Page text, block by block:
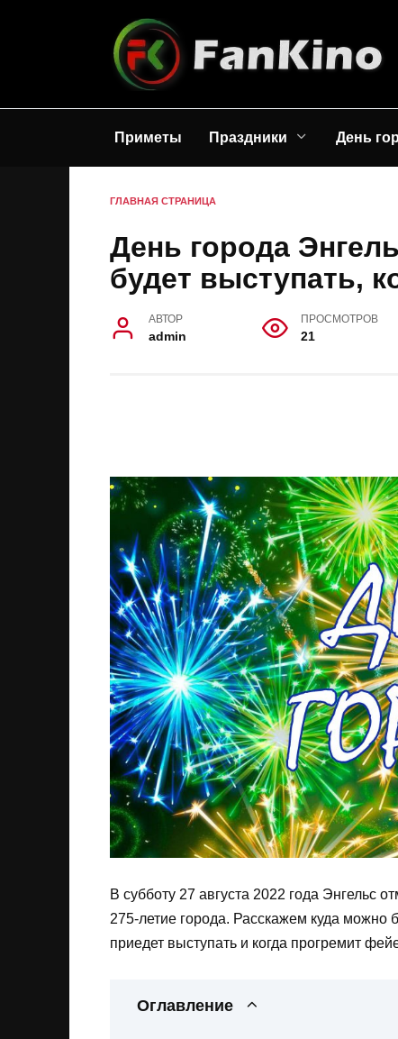
Приметы Праздники День
ГЛАВНАЯ СТРАНИЦА
День города
будет выступать,
АВТОР
admin
ПРОСМОТРОВ
21
В субботу 27 августа 2022 года Энгельс
275-летие города. Расскажем куда можно
приедет выступать и когда прогремит
Оглавление